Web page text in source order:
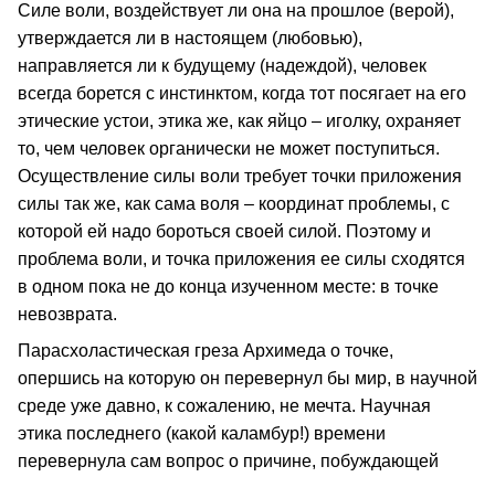
Силе воли, воздействует ли она на прошлое (верой),
утверждается ли в настоящем (любовью),
направляется ли к будущему (надеждой), человек
всегда борется с инстинктом, когда тот посягает на его
этические устои, этика же, как яйцо – иголку, охраняет
то, чем человек органически не может поступиться.
Осуществление силы воли требует точки приложения
силы так же, как сама воля – координат проблемы, с
которой ей надо бороться своей силой. Поэтому и
проблема воли, и точка приложения ее силы сходятся
в одном пока не до конца изученном месте: в точке
невозврата.
Парасхоластическая греза Архимеда о точке,
опершись на которую он перевернул бы мир, в научной
среде уже давно, к сожалению, не мечта. Научная
этика последнего (какой каламбур!) времени
перевернула сам вопрос о причине, побуждающей